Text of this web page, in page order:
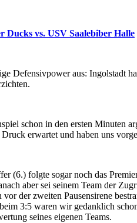
Ducks vs. USV Saalebiber Halle
Defensivpower aus: Ingolstadt
schon in den ersten Minuten
erwartet und haben uns
(6.) folgte sogar noch das
aber sei seinem Team der
der zweiten Pausensirene
3:5 waren wir gedanklich
seines eigenen Teams.